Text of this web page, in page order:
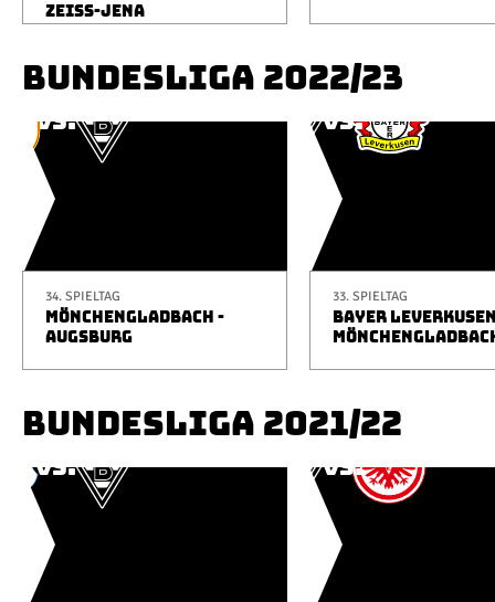
ZEISS-JENA
BUNDESLIGA 2022/23
34. SPIELTAG
MÖNCHENGLADBACH -
AUGSBURG
33. SPIELTAG
BAYER
BUNDESLIGA 2021/22